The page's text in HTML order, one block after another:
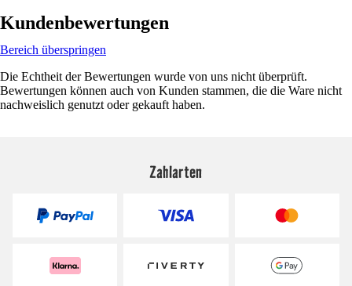
Kundenbewertungen
Bereich überspringen
Die Echtheit der Bewertungen wurde von uns nicht überprüft.
Bewertungen können auch von Kunden stammen, die die Ware nicht
nachweislich genutzt oder gekauft haben.
Zahlarten